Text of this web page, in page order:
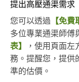
提出高壓通渠需求
您可以透過 【免費
多位專業通渠師傅
表】
，使用頁面
務。提醒您，提供
準的估價。